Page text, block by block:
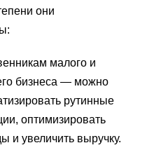
они
малого и
бизнеса — можно
рутинные
оптимизировать
и увеличить выручку.